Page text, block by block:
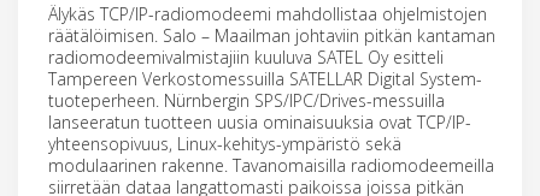
Älykäs TCP/IP-radiomodeemi mahdollistaa ohjelmistojen
räätälöimisen. Salo – Maailman johtaviin pitkän kantaman
radiomodeemivalmistajiin kuuluva SATEL Oy esitteli
Tampereen Verkostomessuilla SATELLAR Digital System-
tuoteperheen. Nürnbergin SPS/IPC/Drives-messuilla
lanseeratun tuotteen uusia ominaisuuksia ovat TCP/IP-
yhteensopivuus, Linux-kehitys-ympäristö sekä
modulaarinen rakenne. Tavanomaisilla radiomodeemeilla
siirretään dataa langattomasti paikoissa joissa pitkän